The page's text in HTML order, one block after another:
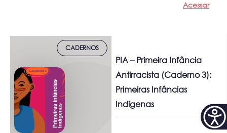
Acessar
CADERNOS
PIA – Primeira Infância
Antirracista (Caderno 3):
Primeiras Infâncias
Indígenas